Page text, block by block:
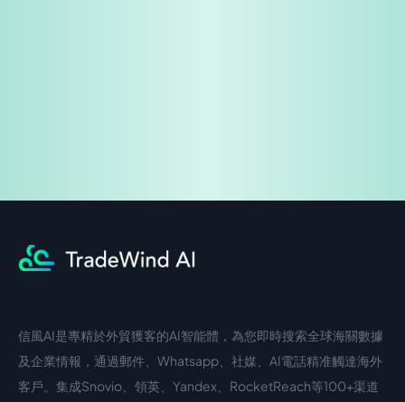
中文入口
信風AI是專精於外貿獲客的AI智能體，為您即時搜索全球海關數據
及企業情報，通過郵件、Whatsapp、社媒、AI電話精准觸達海外
客戶。集成Snovio、領英、Yandex、RocketReach等100+渠道